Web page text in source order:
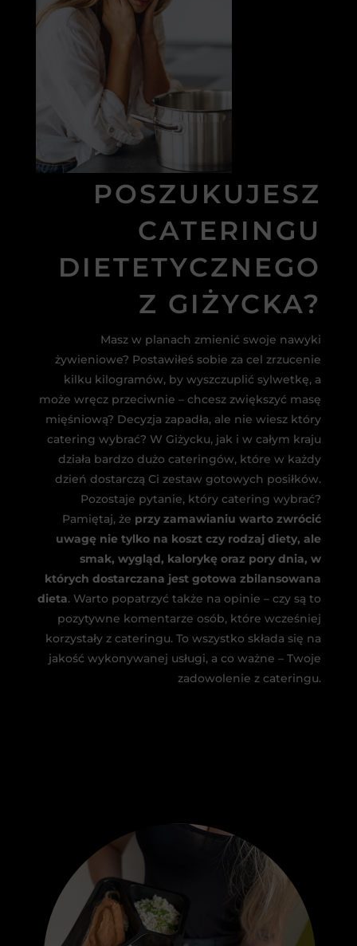
POSZUKUJESZ
CATERINGU
DIETETYCZNEGO
Z GIŻYCKA?
Masz w planach zmienić swoje nawyki
żywieniowe? Postawiłeś sobie za cel zrzucenie
kilku kilogramów, by wyszczuplić sylwetkę, a
może wręcz przeciwnie – chcesz zwiększyć masę
mięśniową? Decyzja zapadła, ale nie wiesz który
catering wybrać? W Giżycku, jak i w całym kraju
działa bardzo dużo cateringów, które w każdy
dzień dostarczą Ci zestaw gotowych posiłków.
Pozostaje pytanie, który catering wybrać?
Pamiętaj, że przy zamawianiu warto zwrócić
uwagę nie tylko na koszt czy rodzaj diety, ale
smak, wygląd, kalorykę oraz pory dnia, w
których dostarczana jest gotowa zbilansowana
dieta. Warto popatrzyć także na opinie – czy są to
pozytywne komentarze osób, które wcześniej
korzystały z cateringu. To wszystko składa się na
jakość wykonywanej usługi, a co ważne – Twoje
zadowolenie z cateringu.